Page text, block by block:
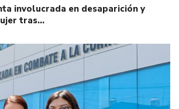
involucrada en desaparición y
tras…